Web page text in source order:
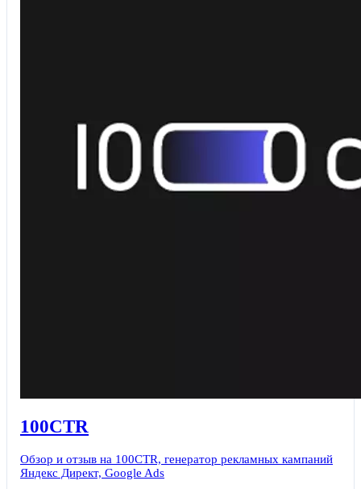
100CTR
Обзор и отзыв на 100CTR, генератор рекламных кампаний
Яндекс Директ, Google Ads